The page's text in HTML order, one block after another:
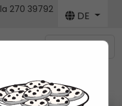
270 39792
DE
Menú